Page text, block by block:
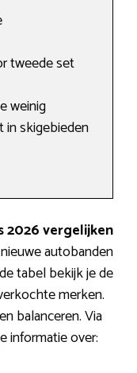
tweede set
weinig
in skigebieden
2026 vergelijken
autobanden
tabel bekijk je de
merken.
balanceren. Via
informatie over: